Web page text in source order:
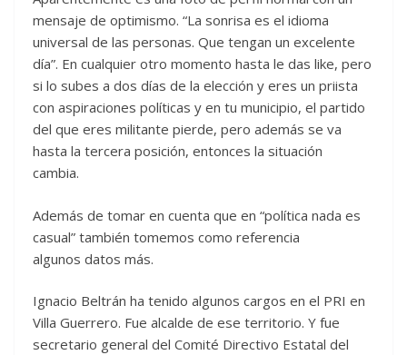
mensaje de optimismo. “La sonrisa es el idioma
universal de las personas. Que tengan un excelente
día”. En cualquier otro momento hasta le das like, pero
si lo subes a dos días de la elección y eres un priista
con aspiraciones políticas y en tu municipio, el partido
del que eres militante pierde, pero además se va
hasta la tercera posición, entonces la situación
cambia.
Además de tomar en cuenta que en “política nada es
casual” también tomemos como referencia
algunos datos más.
Ignacio Beltrán ha tenido algunos cargos en el PRI en
Villa Guerrero. Fue alcalde de ese territorio. Y fue
secretario general del Comité Directivo Estatal del